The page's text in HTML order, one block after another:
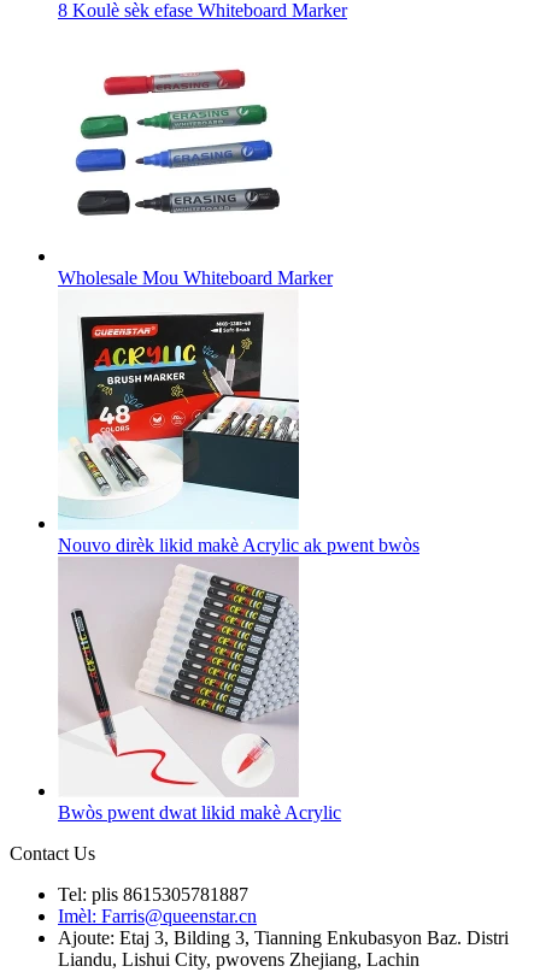
8 Koulè sèk efase Whiteboard Marker
Wholesale Mou Whiteboard Marker
Nouvo dirèk likid makè Acrylic ak pwent bwòs
Bwòs pwent dwat likid makè Acrylic
Contact Us
Tel: plis 8615305781887
Imèl: Farris@queenstar.cn
Ajoute: Etaj 3, Bilding 3, Tianning Enkubasyon Baz. Distri
Liandu, Lishui City, pwovens Zhejiang, Lachin